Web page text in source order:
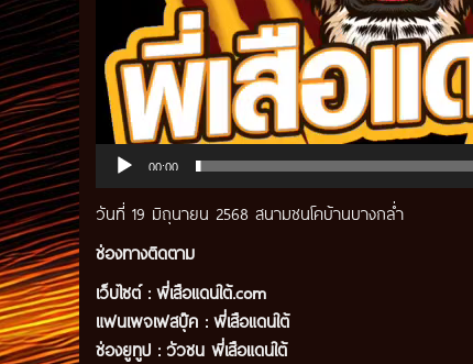
00:00
วันที่ 19 มิถุนายน 2568 สนามชนโคบ้านบางกล่ำ
ช่องทางติดตาม
เว็บไซต์ : พี่เสือแดนใต้.com
แฟนเพจเฟสบุ๊ค : พี่เสือแดนใต้
ช่องยูทูป : วัวชน พี่เสือแดนใต้